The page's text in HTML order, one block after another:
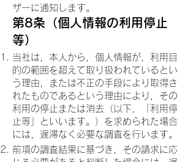
ザーに通知します。
第8条（個人情報の利用停止
等）
当社は，本人から，個人情報が，利用目
的の範囲を超えて取り扱われているとい
う理由，または不正の手段により取得さ
れたものであるという理由により，その
利用の停止または消去（以下，「利用停
止等」といいます。）を求められた場合
には，遅滞なく必要な調査を行います。
前項の調査結果に基づき，その請求に応